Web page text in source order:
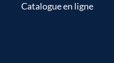
Catalogue en ligne